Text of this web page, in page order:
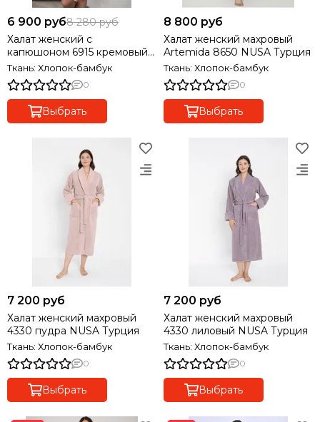
6 900 руб8 280 руб
Халат женский с
капюшоном 6915 кремовый
Nusa Турция
Ткань: Хлопок-бамбук
0
Выбрать
8 800 руб
Халат женский махровый
Artemida 8650 NUSA Турция
Ткань: Хлопок-бамбук
0
Выбрать
7 200 руб
Халат женский махровый
4330 пудра NUSA Турция
Ткань: Хлопок-бамбук
0
Выбрать
7 200 руб
Халат женский махровый
4330 лиловый NUSA Турция
Ткань: Хлопок-бамбук
0
Выбрать